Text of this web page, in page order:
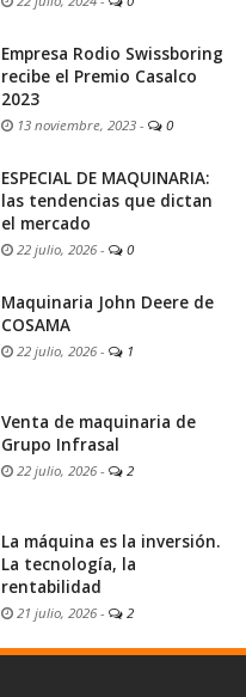
Empresa Rodio Swissboring
recibe el Premio Casalco
2023
13 noviembre, 2023 - 0
ESPECIAL DE MAQUINARIA:
las tendencias que dictan
el mercado
22 julio, 2026 - 0
Maquinaria John Deere de
COSAMA
22 julio, 2026 - 1
Venta de maquinaria de
Grupo Infrasal
22 julio, 2026 - 2
La máquina es la inversión.
La tecnología, la
rentabilidad
21 julio, 2026 - 2